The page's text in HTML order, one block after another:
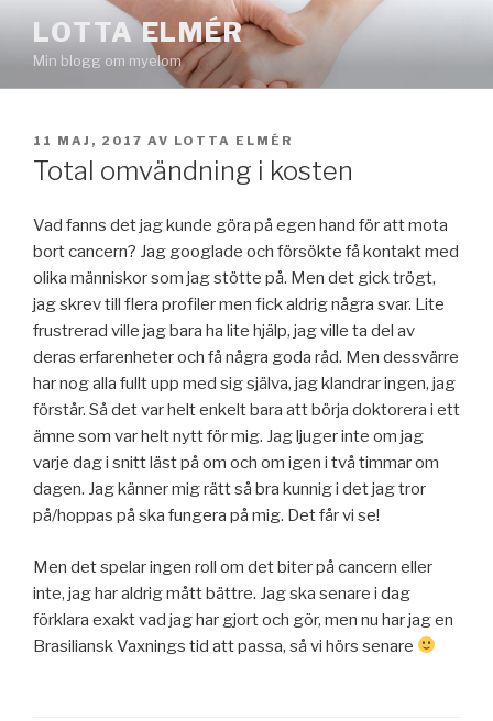
innehåll
LOTTA ELMÉR
Min blogg om myelom
PUBLICERAT
11 MAJ, 2017 AV LOTTA ELMÉR
Total omvändning i kosten
Vad fanns det jag kunde göra på egen hand för att mota
bort cancern? Jag googlade och försökte få kontakt med
olika människor som jag stötte på. Men det gick trögt,
jag skrev till flera profiler men fick aldrig några svar. Lite
frustrerad ville jag bara ha lite hjälp, jag ville ta del av
deras erfarenheter och få några goda råd. Men dessvärre
har nog alla fullt upp med sig själva, jag klandrar ingen, jag
förstår. Så det var helt enkelt bara att börja doktorera i ett
ämne som var helt nytt för mig. Jag ljuger inte om jag
varje dag i snitt läst på om och om igen i två timmar om
dagen. Jag känner mig rätt så bra kunnig i det jag tror
på/hoppas på ska fungera på mig. Det får vi se!
Men det spelar ingen roll om det biter på cancern eller
inte, jag har aldrig mått bättre. Jag ska senare i dag
förklara exakt vad jag har gjort och gör, men nu har jag en
Brasiliansk Vaxnings tid att passa, så vi hörs senare